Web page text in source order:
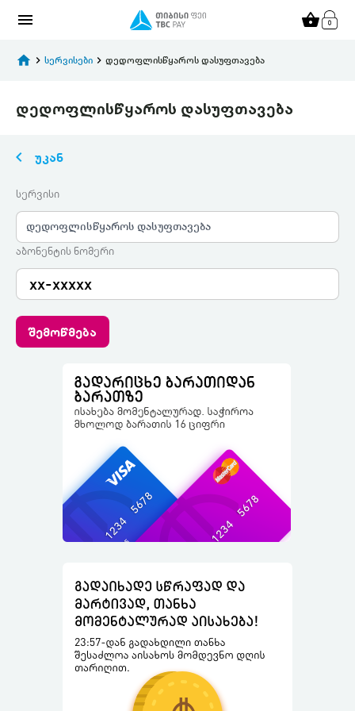
menu shopping_basket
home keyboard_arrow_right სერვისები keyboard_arrow_right დედოფლისწყაროს დასუფთავება
დედოფლისწყაროს დასუფთავება
keyboard_arrow_left უკან
სერვისი
დედოფლისწყაროს დასუფთავება
აბონენტის ნომერი
შემოწმება